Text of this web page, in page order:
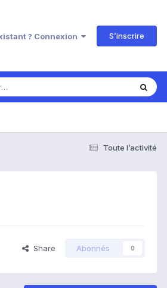
? Connexion S’inscrire
Toute l’activité
Share Abonnés 0